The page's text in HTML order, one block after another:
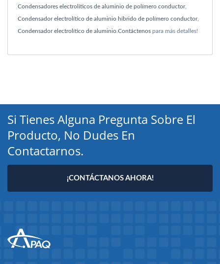
Condensadores electrolíticos de aluminio de polímero conductor,
Condensador electrolítico de aluminio híbrido de polímero conductor,
Condensador electrolítico de aluminio Contáctenos para más detalles!
Si Tienes Alguna Pregunta Sobre El
Producto, No Dudes En
Contactarnos.
¡CONTÁCTANOS AHORA!